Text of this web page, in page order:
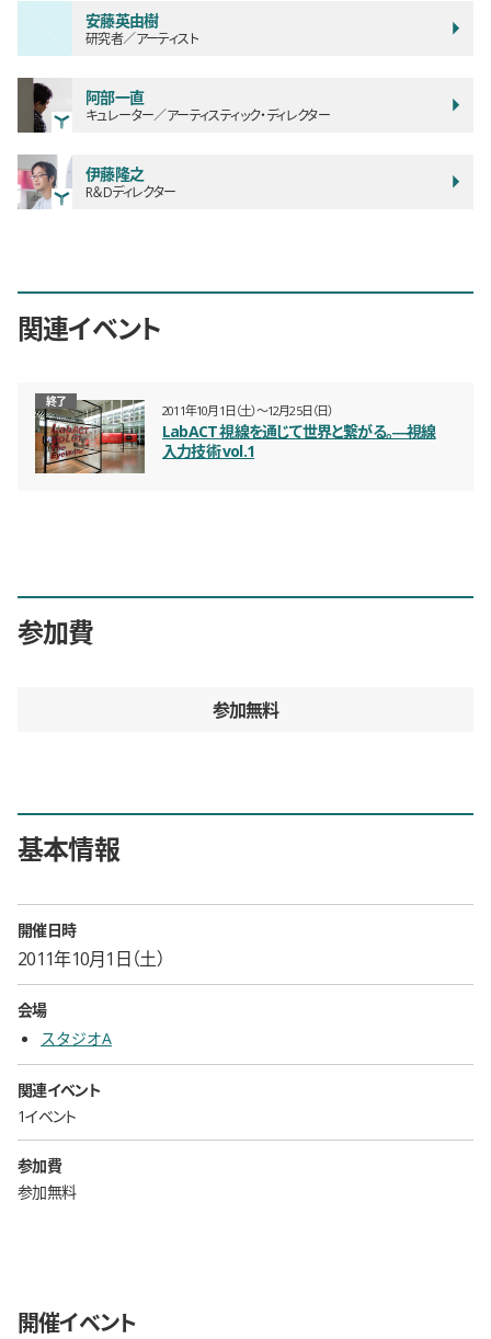
安藤英由樹
研究者／アーティスト
阿部一直
キュレーター／アーティスティック・ディレクター
伊藤隆之
R＆Dディレクター
関連イベント
2011年10月1日（土）〜12月25日（日）
終了
LabACT 視線を通じて世界と繋がる。―視線
入力技術 vol.1
参加費
参加無料
基本情報
開催日時
2011年10月1日（土）
会場
スタジオA
関連イベント
1イベント
参加費
参加無料
開催イベント